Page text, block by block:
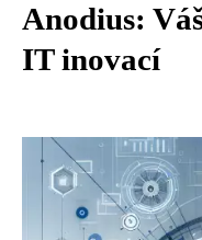
Anodius:
IT inovací